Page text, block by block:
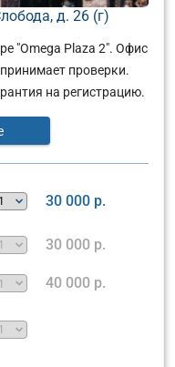
д. 26 (г)
"Omega Plaza 2". Офис
проверки.
на регистрацию.
30 000 р.
30 000 р.
40 000 р.